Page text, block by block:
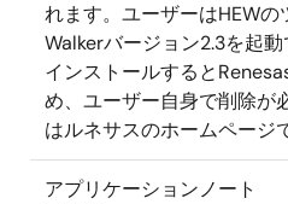
れます。ユーザーはHEW
Walkerバージョン2.3を起
インストールすると
め、ユーザー自身で削除が
はルネサスのホームページ
アプリケーションノート